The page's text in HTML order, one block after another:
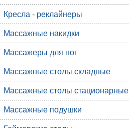
Кресла - реклайнеры
Массажные накидки
Массажеры для ног
Массажные столы складные
Массажные столы стационарные
Массажные подушки